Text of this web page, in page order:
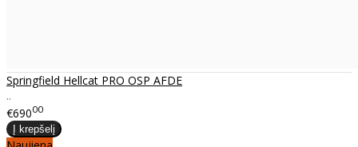
Springfield Hellcat PRO OSP AFDE
..
€69000